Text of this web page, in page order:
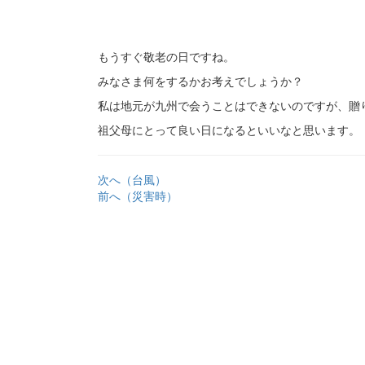
もうすぐ敬老の日ですね。
みなさま何をするかお考えでしょうか？
私は地元が九州で会うことはできないのですが、贈
祖父母にとって良い日になるといいなと思います。
次へ（台風）
前へ（災害時）